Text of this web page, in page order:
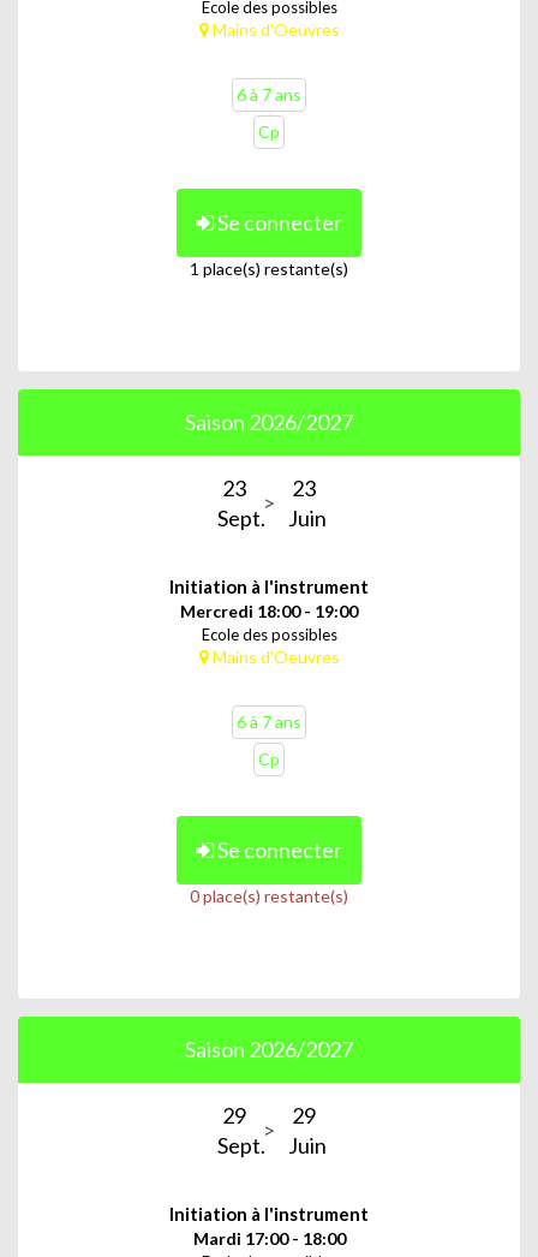
Ecole des possibles
Mains d'Oeuvres
6 à 7 ans
Cp
Se connecter
1 place(s) restante(s)
Saison 2026/2027
23
Sept.
23
Juin
Initiation à l'instrument
Mercredi 18:00 - 19:00
Ecole des possibles
Mains d'Oeuvres
6 à 7 ans
Cp
Se connecter
0 place(s) restante(s)
Saison 2026/2027
29
Sept.
29
Juin
Initiation à l'instrument
Mardi 17:00 - 18:00